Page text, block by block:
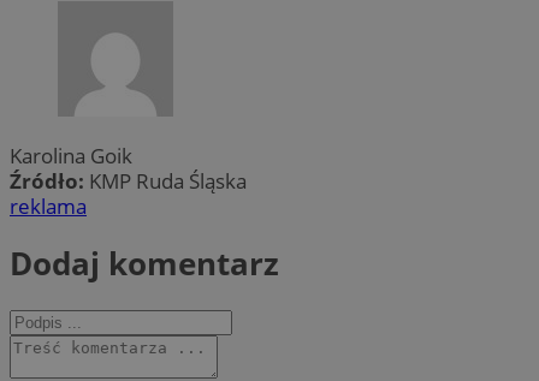
Karolina Goik
Źródło: KMP Ruda Śląska
reklama
Dodaj komentarz